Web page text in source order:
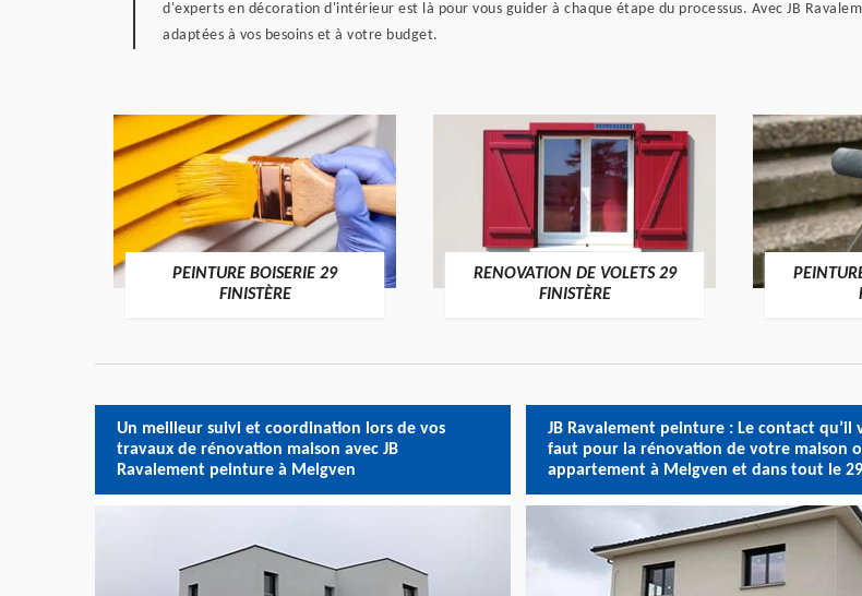
d'experts en décoration d'intérieur est là pour vous guider à chaque étape du processus. Avec JB
adaptées à vos besoins et à votre budget.
PEINTURE BOISERIE 29
FINISTÈRE
RENOVATION DE VOLETS 29
FINISTÈRE
Un meilleur suivi et coordination lors de vos
travaux de rénovation maison avec JB
Ravalement peinture à Melgven
JB Ravalement peinture : Le contact qu’il
faut pour la rénovation de votre maison
appartement à Melgven et dans tout le